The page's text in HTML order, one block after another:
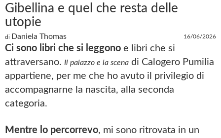
Gibellina e quel che resta delle
utopie
di Daniela Thomas 16/06/2026
Ci sono libri che si leggono e libri che si
attraversano. Il palazzo e la scena di Calogero Pumilia
appartiene, per me che ho avuto il privilegio di
accompagnarne la nascita, alla seconda
categoria.
Mentre lo percorrevo, mi sono ritrovata in un